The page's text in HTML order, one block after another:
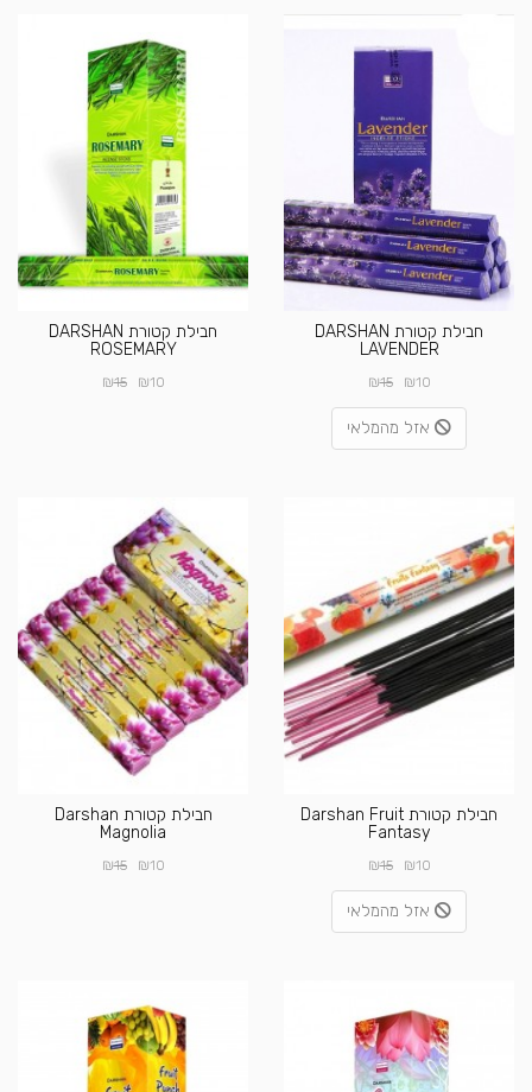
חבילת קטורת DARSHAN
LAVENDER
₪10
₪15
אזל מהמלאי
חבילת קטורת DARSHAN
ROSEMARY
₪10
₪15
חבילת קטורת Darshan Fruit
Fantasy
₪10
₪15
אזל מהמלאי
חבילת קטורת Darshan
Magnolia
₪10
₪15